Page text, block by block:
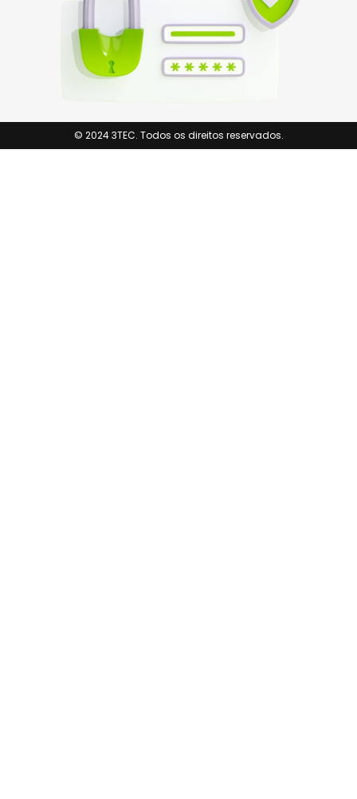
© 2024 3TEC. Todos os direitos reservados.